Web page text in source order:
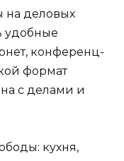
на деловых
удобные
конференц-
формат
с делами и
кухня,